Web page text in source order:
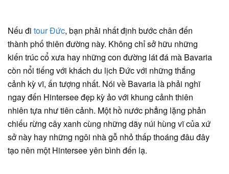
Nếu đi tour Đức, bạn phải nhất định bước chân đến
thành phố thiên đường này. Không chỉ sở hữu những
kiến trúc cổ xưa hay những con đường lát đá mà Bavaria
còn nổi tiếng với khách du lịch Đức với những thắng
cảnh kỳ vĩ, ấn tượng nhất. Nói về Bavaria là phải nghĩ
ngay đến Hintersee đẹp kỳ ảo với khung cảnh thiên
nhiên tựa như tiên cảnh. Một hồ nước phẳng lặng phản
chiếu rừng cây xanh cùng những dãy núi hùng vĩ của xứ
sở này hay những ngôi nhà gỗ nhỏ thấp thoáng đâu đây
tạo nên một Hintersee yên bình đến lạ.